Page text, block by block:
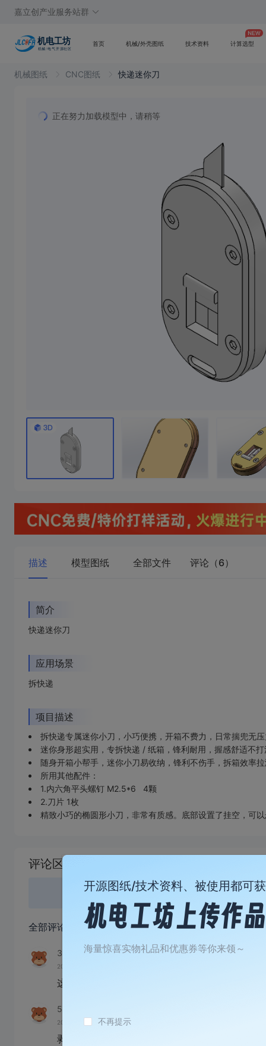
嘉立创产业服务站群
首页 机械/外壳图纸 技术资料 计算选型
机械图纸 CNC图纸 快递迷你刀
正在努力加载模型中，请稍等
描述 模型图纸 全部文件 评论（6）
简介
快递迷你刀
应用场景
拆快递
项目描述
拆快递专属迷你小刀，小巧便携，开箱不费力，日常揣兜无
迷你身形超实用，专拆快递 / 纸箱，锋利耐用，握感舒适不打
随身开箱小帮手，迷你小刀易收纳，锋利不伤手，拆箱效率
所用其他配件：
1.内六角平头螺钉 M2.5*6 4颗
2.刀片 1枚
精致小巧的椭圆形小刀，非常有质感。底部设置了挂空，可
失
评论区
登录 或
全部评论
321098nN678A
2026-04-14 07:11:09
这个有没有可能加个弹簧，或者弹片之类进去
543210zZ527X
2026-02-27 14:36:14 来自未知
剥线器的图纸还会开源不
开源图纸/技术资料、被使用都可
海量惊喜实物礼品和优惠券等你来领～
不再提示